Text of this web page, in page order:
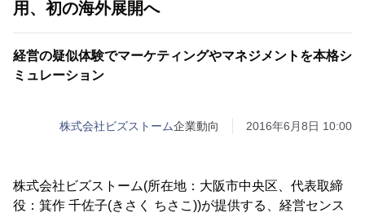
用、初の海外展開へ
経営の疑似体験でマーケティングやマネジメントを本格シ
ミュレーション
株式会社ビズストーム企業動向 2016年6月8日 10:00
株式会社ビズストーム(所在地：大阪市中央区、代表取締
役：箕作 千佐子(きさく ちさこ))が提供する、経営センス